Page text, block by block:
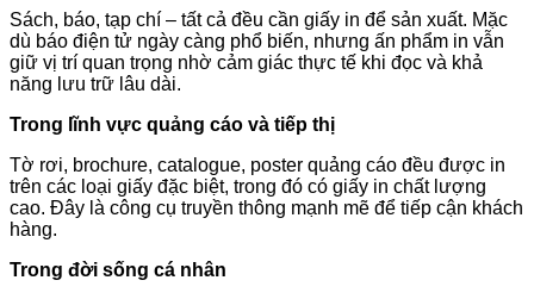
Sách, báo, tạp chí – tất cả đều cần giấy in để sản xuất. Mặc
dù báo điện tử ngày càng phổ biến, nhưng ấn phẩm in vẫn
giữ vị trí quan trọng nhờ cảm giác thực tế khi đọc và khả
năng lưu trữ lâu dài.
Trong lĩnh vực quảng cáo và tiếp thị
Tờ rơi, brochure, catalogue, poster quảng cáo đều được in
trên các loại giấy đặc biệt, trong đó có giấy in chất lượng
cao. Đây là công cụ truyền thông mạnh mẽ để tiếp cận khách
hàng.
Trong đời sống cá nhân